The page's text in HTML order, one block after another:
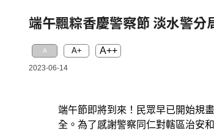
端午飄粽香慶警察節 淡水警分
A A+ A++
2023-06-14
端午節即將到來！民眾早已開始規
全。為了感謝警察同仁對轄區治安